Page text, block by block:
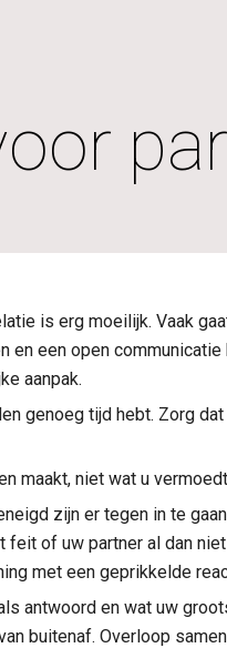
is erg moeilijk. Vaak
een open
aanpak.
genoeg tijd hebt. Zorg
maakt, niet wat u
zijn er tegen in te
of uw partner al dan
met een geprikkelde
antwoord en wat uw
buitenaf. Overloop